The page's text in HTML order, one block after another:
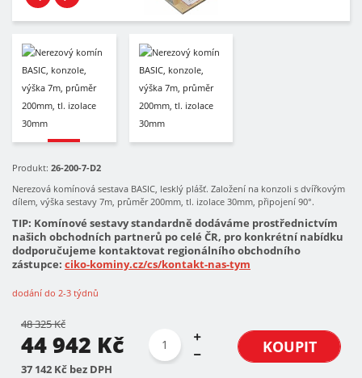
Produkt: 26-200-7-D2
Nerezová komínová sestava BASIC, lesklý plášť. Založení na konzoli s dvířkovým
dílem, výška sestavy 7m, průměr 200mm, tl. izolace 30mm, připojení 90°.
TIP: Komínové sestavy standardně dodáváme prostřednictvím
našich obchodních partnerů po celé ČR, pro konkrétní nabídku
dodporučujeme kontaktovat regionálního obchodního
zástupce: ciko-kominy.cz/cs/kontakt-nas-tym
dodání do 2-3 týdnů
48 325 Kč
44 942 Kč
37 142 Kč bez DPH
KOUPIT